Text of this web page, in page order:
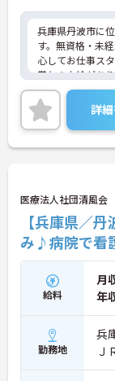
兵庫県丹波市に
す。無資格・未
心してお仕事ス
賞与の支給があ
されます！ご興
えしますのでご
詳
医療法人社団清風
【兵庫県／
み♪病院で看
給料
月
年
勤務地
兵
Ｊ